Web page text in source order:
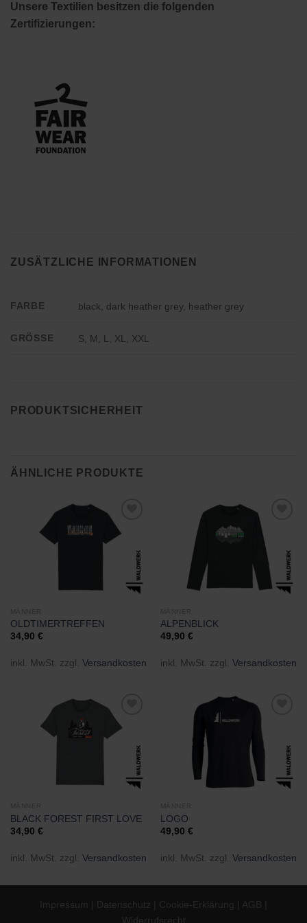
Unsere Textilien besitzen die folgenden
Zertifizierungen:
ZUSÄTZLICHE INFORMATIONEN
FARBE black, dark heather grey, heather grey
GRÖSSE S, M, L, XL, XXL
PRODUKTSICHERHEIT
ÄHNLICHE PRODUKTE
Zu
Wunschliste
hinzufügen
MÄNNER
OLDTIMERTREFFEN
34,90 €
inkl. MwSt. zzgl. Versandkosten
Wunschliste
hinzufügen
MÄNNER
ALPENBLICK
49,90 €
inkl. MwSt. zzgl. Versandkosten
Zu
Wunschliste
hinzufügen
BLACK FOREST FIRST LOVE
34,90 €
inkl. MwSt. zzgl. Versandkosten
Wunschliste
hinzufügen
LOGO
49,90 €
inkl. MwSt. zzgl. Versandkosten
Impressum Datenschutz Cookie-Erklärung AGB
Widerrufsrecht